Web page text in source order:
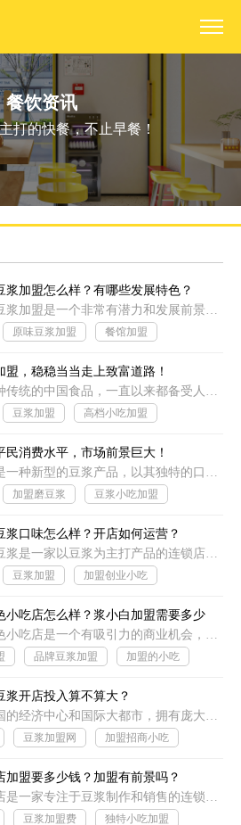
餐饮资讯
打的快餐，不止早餐！
浆加盟怎么样？有哪些发展特色？
上海浆小白豆浆加盟是一个非常有潜力和发展前景的加盟项目。它以传统的豆浆制作工艺为基础，结合现代科技和创新理念，推出了一系列口感独特
原味豆浆加盟
餐馆加盟
盟，稳稳当当走上致富道路！
豆浆作为一种传统的中国食品，一直以来都备受人们的喜爱。而随着人们对健康饮食的追求，豆浆的市场需求也越来越大。浆小白豆浆作为豆浆行业的领军品牌
豆浆加盟
高档小吃加盟
民消费水平，市场前景巨大！
浆小白豆浆是一种新型的豆浆产品，以其独特的口感和营养价值受到了消费者的喜爱。它不仅适合高端消费群体，也非常适合平民消费水平的人群
加盟磨豆浆
豆浆小吃加盟
浆口味怎么样？开店如何运营？
上海浆小白豆浆是一家以豆浆为主打产品的连锁店，口味独特，深受消费者喜爱。在开店运营方面，可以从以下几个方面进行考虑和规划
豆浆加盟
加盟创业小吃
小吃店怎么样？浆小白加盟需要多少
加盟一家特色小吃店是一个有吸引力的商业机会，可以为创业者提供稳定的收入和发展潜力。浆小白是一家以浆果为主题的小吃店
品牌豆浆加盟
加盟的小吃
浆开店投入算不算大？
上海作为中国的经济中心和国际大都市，拥有庞大的消费市场和潜在的商机。在这样的城市中开设一家小白豆浆店，投入是否算大，
豆浆加盟网
加盟招商小吃
加盟要多少钱？加盟有前景吗？
浆小白豆浆店是一家专注于豆浆制作和销售的连锁品牌，以其独特的产品和优质的服务在市场上享有良好的声誉
豆浆加盟费
独特小吃加盟